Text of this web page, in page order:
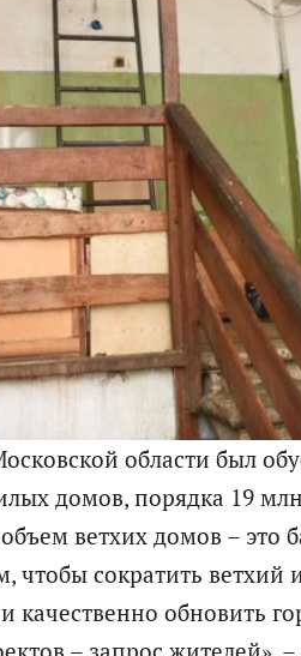
области был
домов, порядка 19
ветхих домов – это
чтобы сократить
обновить